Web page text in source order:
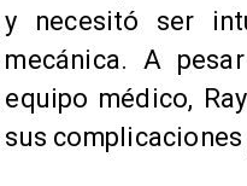
y necesitó ser
mecánica. A
equipo médico,
sus